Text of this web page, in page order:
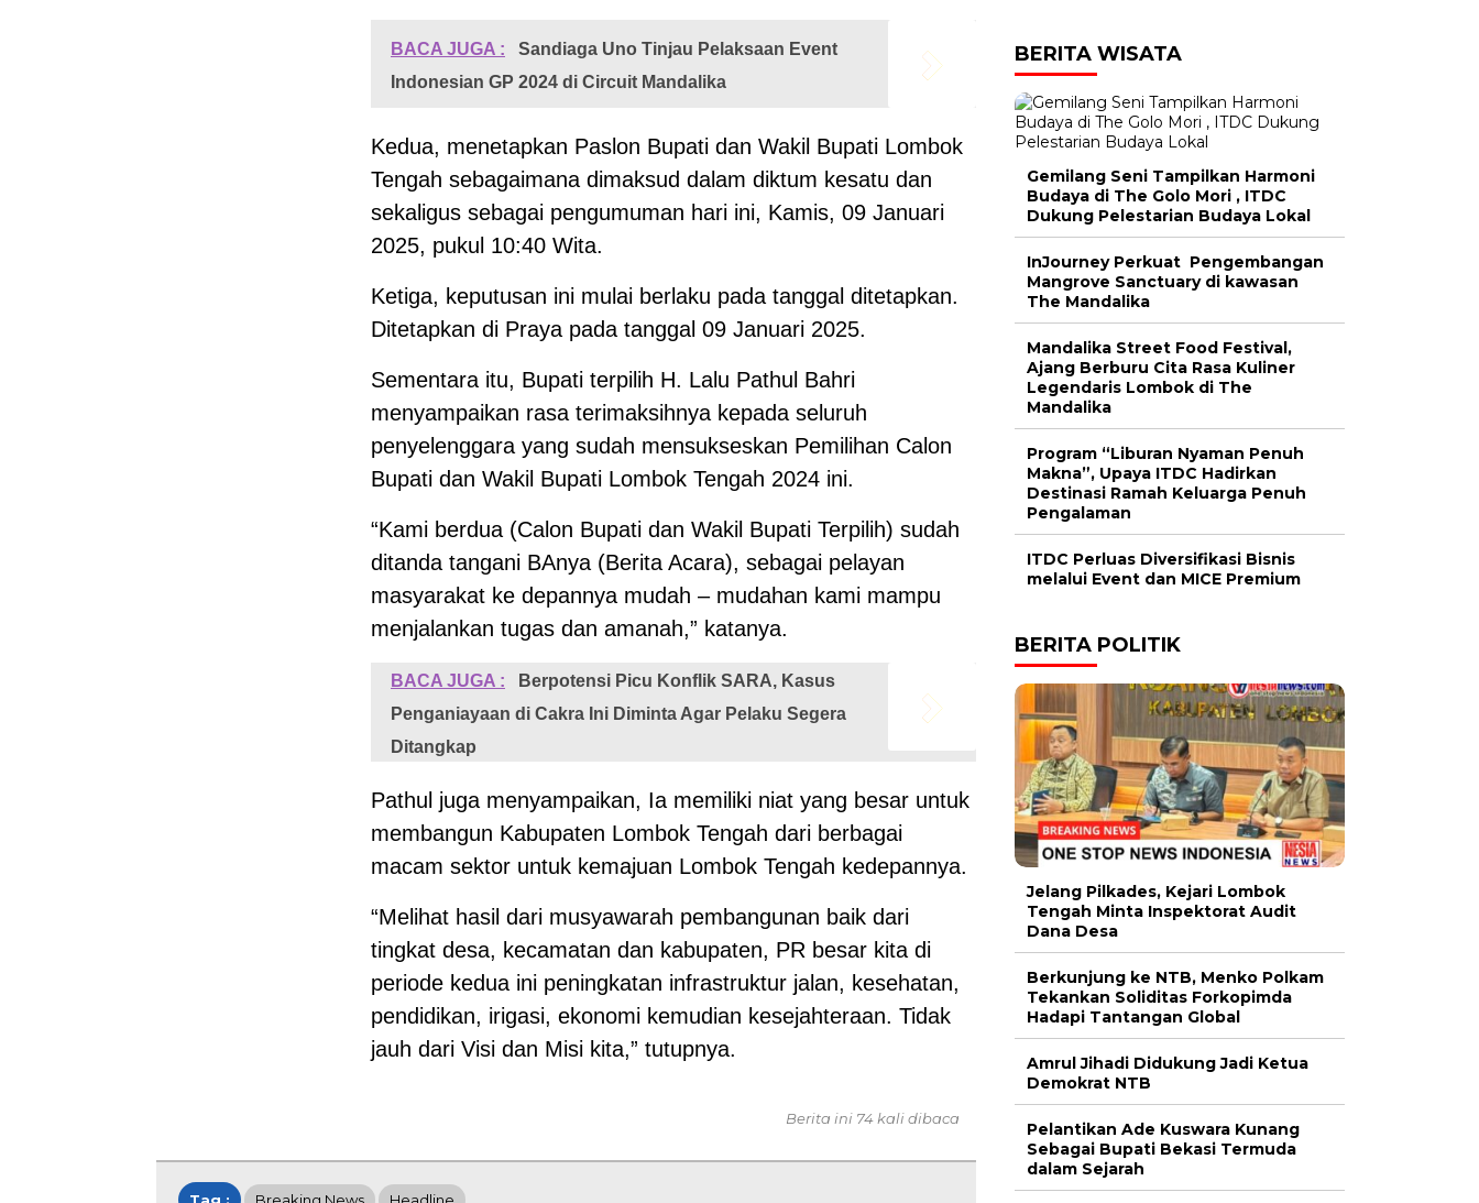
BACA JUGA :
Sandiaga Uno Tinjau Pelaksaan Event
Indonesian GP 2024 di Circuit Mandalika
Kedua, menetapkan Paslon Bupati dan Wakil Bupati Lombok
Tengah sebagaimana dimaksud dalam diktum kesatu dan
sekaligus sebagai pengumuman hari ini, Kamis, 09 Januari
2025, pukul 10:40 Wita.
Ketiga, keputusan ini mulai berlaku pada tanggal ditetapkan.
Ditetapkan di Praya pada tanggal 09 Januari 2025.
Sementara itu, Bupati terpilih H. Lalu Pathul Bahri
menyampaikan rasa terimaksihnya kepada seluruh
penyelenggara yang sudah mensukseskan Pemilihan Calon
Bupati dan Wakil Bupati Lombok Tengah 2024 ini.
“Kami berdua (Calon Bupati dan Wakil Bupati Terpilih) sudah
ditanda tangani BAnya (Berita Acara), sebagai pelayan
masyarakat ke depannya mudah – mudahan kami mampu
menjalankan tugas dan amanah,” katanya.
BACA JUGA :
Berpotensi Picu Konflik SARA, Kasus
Penganiayaan di Cakra Ini Diminta Agar Pelaku Segera
Ditangkap
Pathul juga menyampaikan, Ia memiliki niat yang besar untuk
membangun Kabupaten Lombok Tengah dari berbagai
macam sektor untuk kemajuan Lombok Tengah kedepannya.
“Melihat hasil dari musyawarah pembangunan baik dari
tingkat desa, kecamatan dan kabupaten, PR besar kita di
periode kedua ini peningkatan infrastruktur jalan, kesehatan,
pendidikan, irigasi, ekonomi kemudian kesejahteraan. Tidak
jauh dari Visi dan Misi kita,” tutupnya.
Berita ini 74 kali dibaca
BERITA WISATA
Gemilang Seni Tampilkan Harmoni
Budaya di The Golo Mori , ITDC
Dukung Pelestarian Budaya Lokal
InJourney Perkuat Pengembangan
Mangrove Sanctuary di kawasan
The Mandalika
Mandalika Street Food Festival,
Ajang Berburu Cita Rasa Kuliner
Legendaris Lombok di The
Mandalika
Program “Liburan Nyaman Penuh
Makna”, Upaya ITDC Hadirkan
Destinasi Ramah Keluarga Penuh
Pengalaman
ITDC Perluas Diversifikasi Bisnis
melalui Event dan MICE Premium
BERITA POLITIK
Jelang Pilkades, Kejari Lombok
Tengah Minta Inspektorat Audit
Dana Desa
Berkunjung ke NTB, Menko Polkam
Tekankan Soliditas Forkopimda
Hadapi Tantangan Global
Amrul Jihadi Didukung Jadi Ketua
Demokrat NTB
Pelantikan Ade Kuswara Kunang
Sebagai Bupati Bekasi Termuda
dalam Sejarah